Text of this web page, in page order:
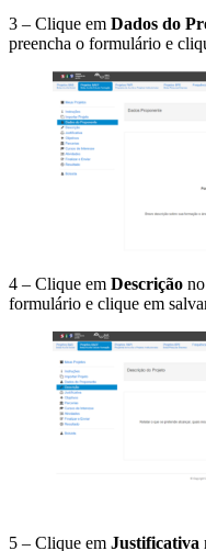
3 – Clique em Dados do
preencha o formulário e
4 – Clique em Descrição
formulário e clique em
5 – Clique em Justificativa